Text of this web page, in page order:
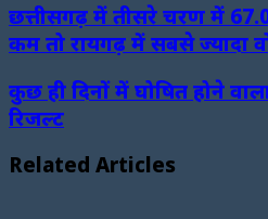
छत्तीसगढ़ में तीसरे चरण में
कम तो रायगढ़ में सबसे ज्यादा
कुछ ही दिनों में घोषित होने
रिजल्‍ट
Related Articles